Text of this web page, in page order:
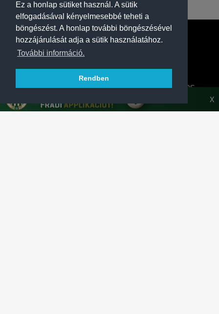
Ez a honlap sütiket használ. A sütik
elfogadásával kényelmesebbé teheti a
böngészést. A honlap további böngészésével
hozzájárulását adja a sütik használatához.
További információ.
Rendben
A FERENCVÁROSI TORNA CLUB HIVATALOS
X